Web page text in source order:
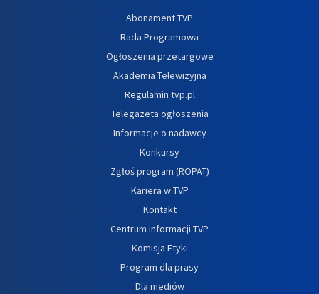
Abonament TVP
Rada Programowa
Ogłoszenia przetargowe
Akademia Telewizyjna
Regulamin tvp.pl
Telegazeta ogłoszenia
Informacje o nadawcy
Konkursy
Zgłoś program (ROPAT)
Kariera w TVP
Kontakt
Centrum informacji TVP
Komisja Etyki
Program dla prasy
Dla mediów